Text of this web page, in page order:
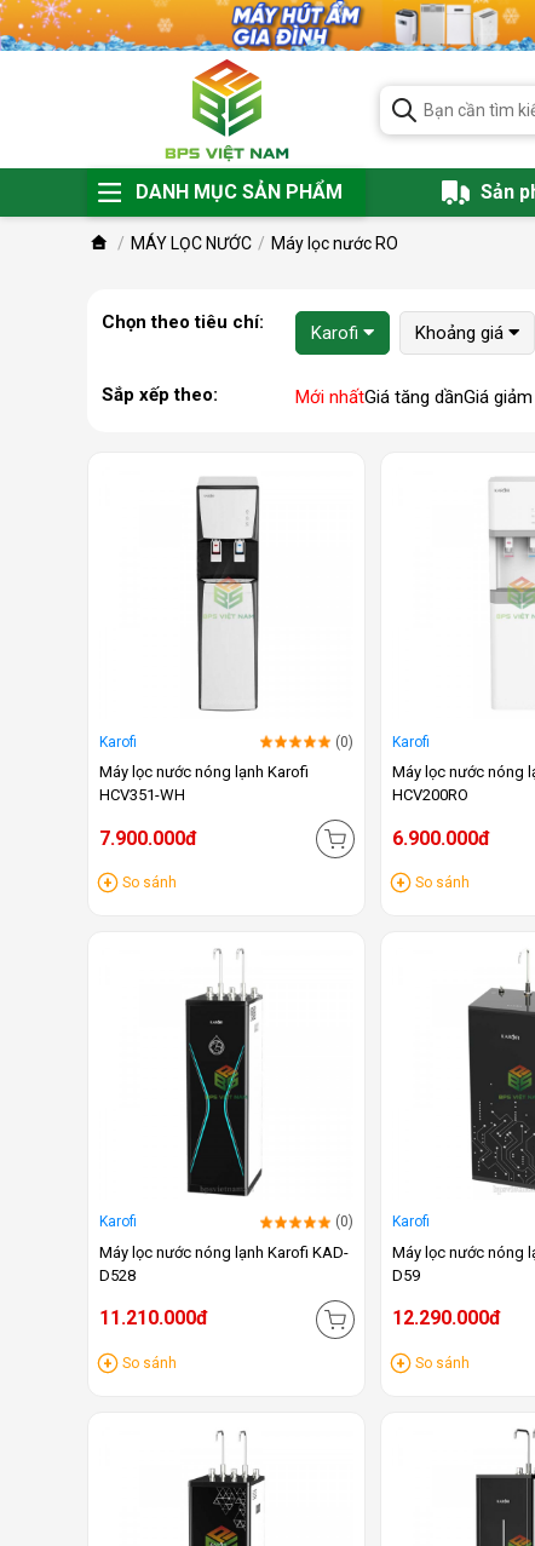
DANH MỤC SẢN PHẨM Sản
MÁY LỌC NƯỚC Máy lọc nước RO
Chọn theo tiêu chí: Karofi Khoảng giá
Sắp xếp theo: Mới nhấtGiá tăng dầnGiá
Karofi (0)
Máy lọc nước nóng lạnh Karofi
HCV351-WH
7.900.000đ
So sánh
Karofi
Máy lọc nước nóng
HCV200RO
6.900.000đ
So sánh
Karofi (0)
Máy lọc nước nóng lạnh Karofi KAD-
D528
11.210.000đ
So sánh
Karofi
Máy lọc nước nóng
D59
12.290.000đ
So sánh